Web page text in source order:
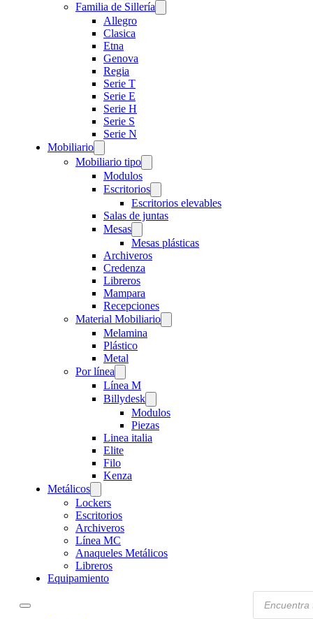
Familia de Sillería
Allegro
Clasica
Etna
Genova
Regia
Serie T
Serie E
Serie H
Serie S
Serie N
Mobiliario
Mobiliario tipo
Modulos
Escritorios
Escritorios elevables
Salas de juntas
Mesas
Mesas plásticas
Archiveros
Credenza
Libreros
Mampara
Recepciones
Material Mobiliario
Melamina
Plástico
Metal
Por línea
Línea M
Billydesk
Modulos
Piezas
Linea italia
Elite
Filo
Kenza
Metálicos
Lockers
Escritorios
Archiveros
Línea MC
Anaqueles Metálicos
Libreros
Equipamiento
Products
search